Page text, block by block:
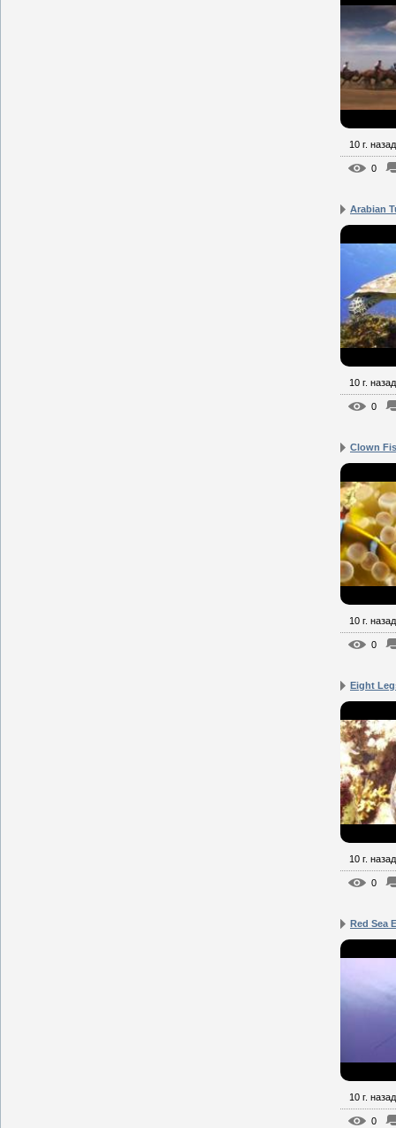
10 г. назад
0
Arabian
10 г. назад
0
Clown
10 г. назад
0
Eight
10 г. назад
0
Red Sea
10 г. назад
0